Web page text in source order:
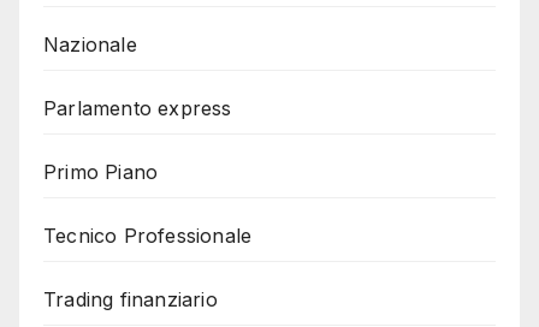
Nazionale
Parlamento express
Primo Piano
Tecnico Professionale
Trading finanziario